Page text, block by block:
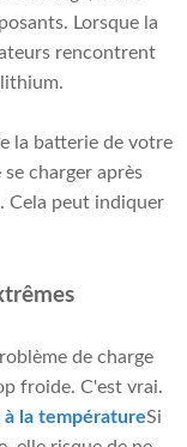
Lorsque la
rencontrent
la batterie de votre
charger après
Cela peut indiquer
de charge
froide. C'est vrai.
la températureSi